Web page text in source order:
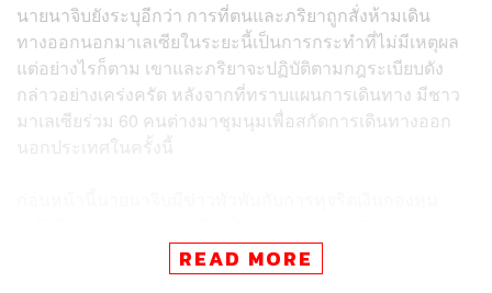
นายนาจิบยังระบุอีกว่า การที่ตนและภริยาถูกสั่งห้ามเดิน
ทางออกนอกมาเลเซียในระยะนี้เป็นการกระทำที่ไม่มีเหตุผล
แต่อย่างไรก็ตาม เขาและภริยาจะปฏิบัติตามกฎระเบียบดัง
กล่าวอย่างเคร่งครัด หลังจากที่ทราบแผนการเดินทาง มีชาว
มาเลเซียร่วม 60 คนต่างมาชุมนุมเพื่อสกัดการเดินทางออก
นอกประเทศในครั้งนี้
เหรียญสหรัฐ (ราว 2.2 หมื่นล้านบาท) ซึ่งปฏิเสธไม่ได้เลยว่า
ปมปัญหาการทุจริตคอร์รัปชันของอดีตผู้นำรัฐบาลชุดก่อน มี
READ MORE